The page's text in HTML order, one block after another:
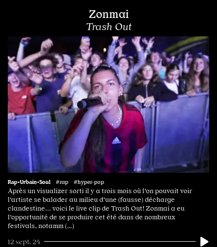
Zonmai
Trash Out
Rap•Urbain•Soul #rap #hyper·pop
Après un visualizer sorti il y a trois mois où l'on pouvait voir
l'artiste se balader au milieu d'une (fausse) décharge
clandestine... voici le live clip de Trash Out! Zonmai a eu
l'opportunité de se produire cet été dans de nombreux
festivals, notamm (…)
12 sept. 24